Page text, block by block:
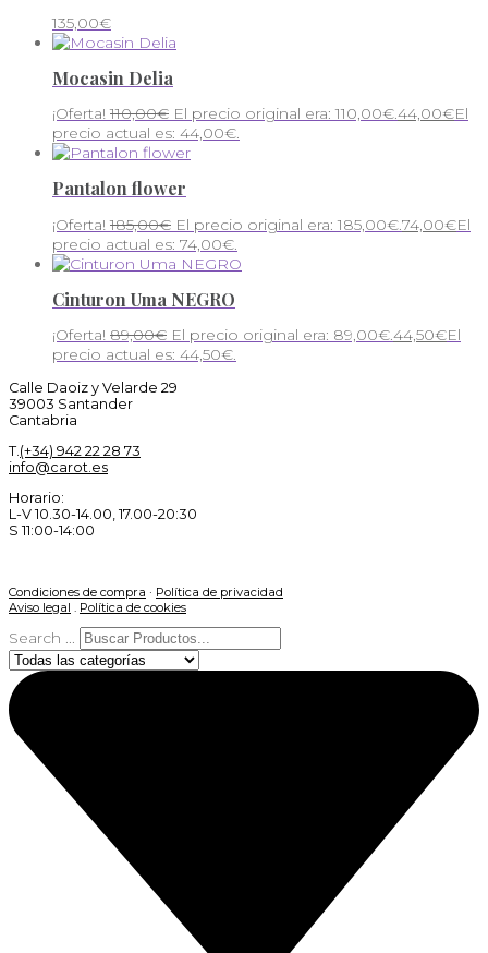
135,00€
Mocasin Delia
¡Oferta! 110,00€ El precio original era: 110,00€.44,00€El
precio actual es: 44,00€.
Pantalon flower
¡Oferta! 185,00€ El precio original era: 185,00€.74,00€El
precio actual es: 74,00€.
Cinturon Uma NEGRO
¡Oferta! 89,00€ El precio original era: 89,00€.44,50€El
precio actual es: 44,50€.
Calle Daoiz y Velarde 29
39003 Santander
Cantabria
T. (+34) 942 22 28 73
info@carot.es
Horario:
L-V 10.30-14.00, 17.00-20:30
S 11:00-14:00
Condiciones de compra · Política de privacidad
Aviso legal
Política de cookies
Search ...